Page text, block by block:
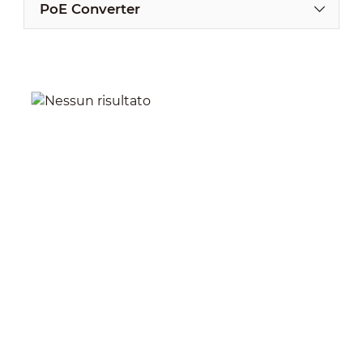
PoE Converter